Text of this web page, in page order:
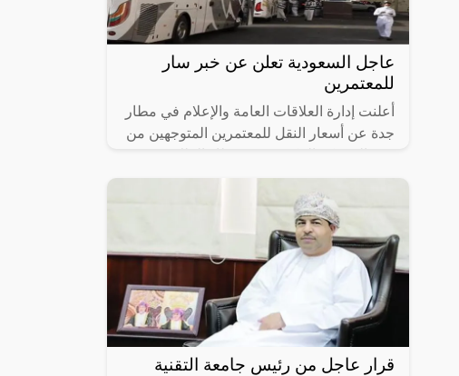
عاجل السعودية تعلن عن خبر سار
للمعتمرين
أعلنت إدارة العلاقات العامة والإعلام في مطار
جدة عن أسعار النقل للمعتمرين المتوجهين من
العزيز، والتي تعد من أقل الأسعار
قرار عاجل من رئيس جامعة التقنية